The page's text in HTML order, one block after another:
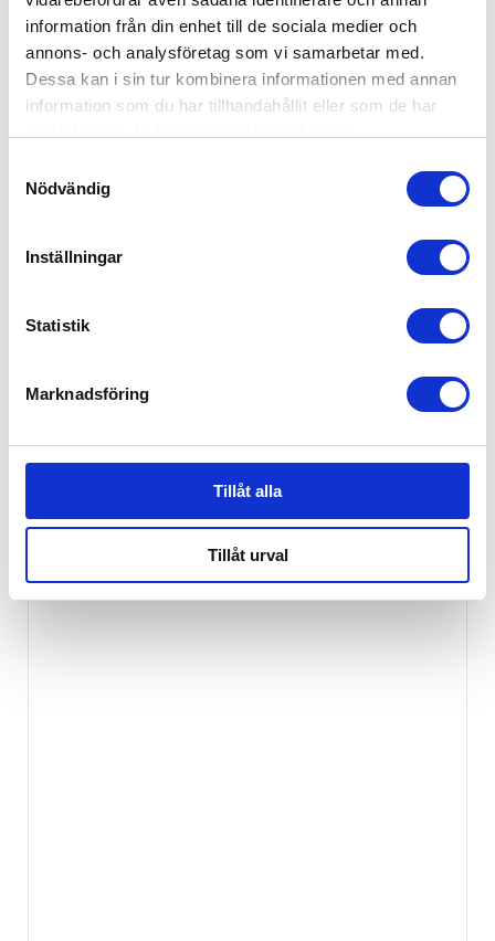
information från din enhet till de sociala medier och
annons- och analysföretag som vi samarbetar med.
Dessa kan i sin tur kombinera informationen med annan
information som du har tillhandahållit eller som de har
Nödvändig
Inställningar
Statistik
Marknadsföring
Tillåt alla
Tillåt urval
Bugaboo Bee Bricka